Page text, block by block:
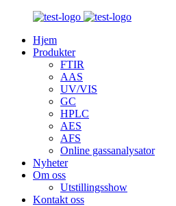
Hjem
Produkter
FTIR
AAS
UV/VIS
GC
HPLC
AES
AFS
Online gassanalysator
Nyheter
Om oss
Utstillingsshow
Kontakt oss